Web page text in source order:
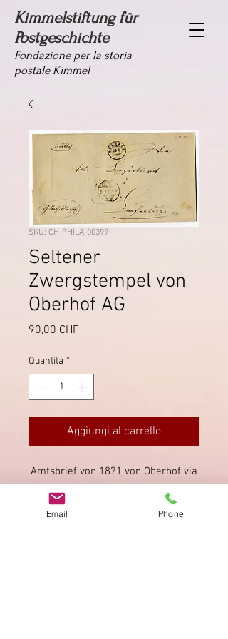
Kimmelstiftung für
Postgeschichte
Fondazione per la storia
postale Kimmel
SKU: CH-PHILA-00399
Seltener
Zwergstempel von
Oberhof AG
90,00 CHF
Quantità *
Aggiungi al carrello
Amtsbrief von 1871 von Oberhof via
Frick nach Laufenburg (rückseitig),
mit seltenem Zwergstempel von
Email Phone